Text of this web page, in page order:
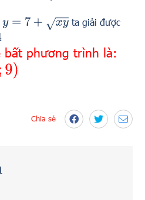
7 +x y
ta giải được
bất phương trình là:
Chia sẻ